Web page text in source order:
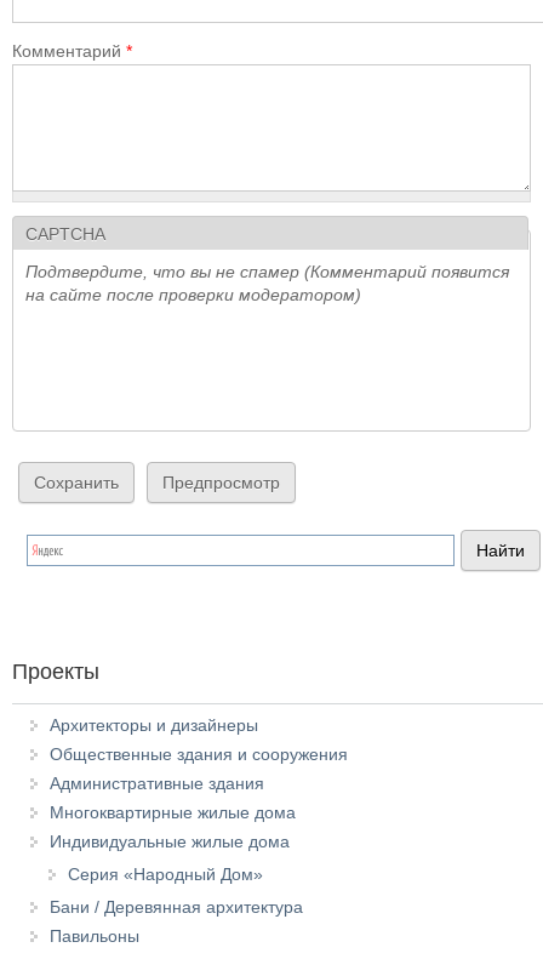
Комментарий *
CAPTCHA
Подтвердите, что вы не спамер (Комментарий появится
на сайте после проверки модератором)
Проекты
Архитекторы и дизайнеры
Общественные здания и сооружения
Административные здания
Многоквартирные жилые дома
Индивидуальные жилые дома
Серия «Народный Дом»
Бани / Деревянная архитектура
Павильоны